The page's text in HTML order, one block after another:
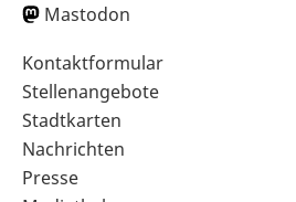
Mastodon
Sekundärnavigation
im
Fußbereich
Kontaktformular
Stellenangebote
Stadtkarten
Nachrichten
Presse